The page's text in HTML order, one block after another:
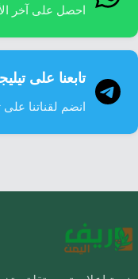
احصل على آخر
تابعنا على
انضم لقناتنا على